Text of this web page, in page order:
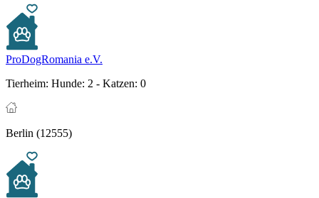
ProDogRomania e.V.
Tierheim: Hunde: 2 - Katzen: 0
Berlin (12555)